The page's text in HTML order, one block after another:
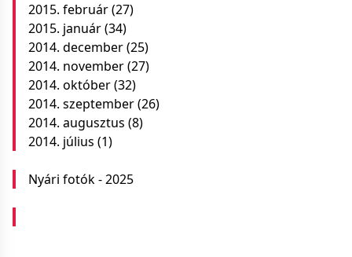
2015. február(27)
2015. január(34)
2014. december(25)
2014. november(27)
2014. október(32)
2014. szeptember(26)
2014. augusztus (8)
2014. július (1)
Nyári fotók - 2025